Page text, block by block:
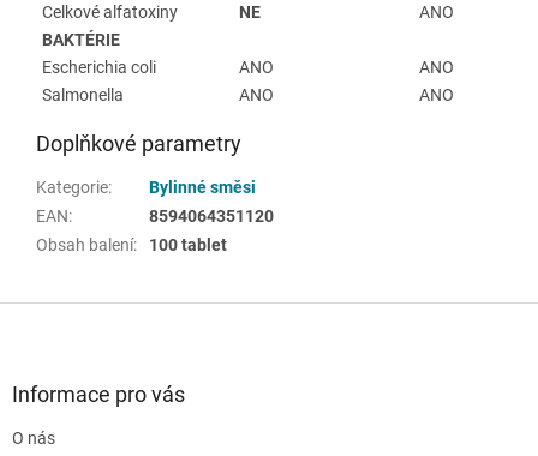
Celkové alfatoxiny
NE
ANO
BAKTÉRIE
Escherichia coli
ANO
ANO
Salmonella
ANO ANO
Doplňkové parametry
Kategorie:
Bylinné směsi
EAN:
8594064351120
Obsah balení: 100 tablet
Informace pro vás
O nás